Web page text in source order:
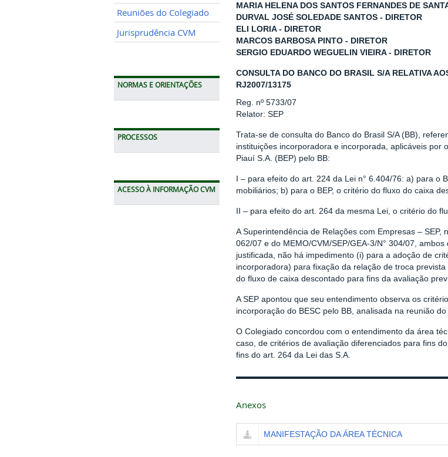
Reuniões do Colegiado
Jurisprudência CVM
NORMAS E ORIENTAÇÕES
PROCESSOS
ACESSO À INFORMAÇÃO CVM
MARIA HELENA DOS SANTOS FERNANDES DE
DURVAL JOSÉ SOLEDADE SANTOS - DIRETOR
ELI LORIA - DIRETOR
MARCOS BARBOSA PINTO - DIRETOR
SERGIO EDUARDO WEGUELIN VIEIRA - DIRETOR
CONSULTA DO BANCO DO BRASIL S/A RELATIVA
RJ2007/13175
Reg. nº 5733/07
Relator: SEP
Trata-se de consulta do Banco do Brasil S/A (BB),
instituições incorporadora e incorporada, aplicáveis
Piauí S.A. (BEP) pelo BB:
I – para efeito do art. 224 da Lei n° 6.404/76: a) para o
mobiliários; b) para o BEP, o critério do fluxo do caixa
II – para efeito do art. 264 da mesma Lei, o critério do
A Superintendência de Relações com Empresas – SEP,
062/07 e do MEMO/CVM/SEP/GEA-3/N° 304/07,
justificada, não há impedimento (i) para a adoção de
incorporadora) para fixação da relação de troca
do fluxo de caixa descontado para fins da avaliação
A SEP apontou que seu entendimento observa os
incorporação do BESC pelo BB, analisada na reunião
O Colegiado concordou com o entendimento da área
caso, de critérios de avaliação diferenciados para fins
fins do art. 264 da Lei das S.A.
Anexos
MANIFESTAÇÃO DA ÁREA TÉCNICA